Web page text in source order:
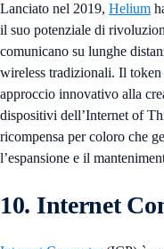
Lanciato nel 2019, Helium
il suo potenziale di
comunicano su lunghe
wireless tradizionali. Il
approccio innovativo alla
dispositivi dell’Internet of
ricompensa per coloro che
l’espansione e il
10. Internet